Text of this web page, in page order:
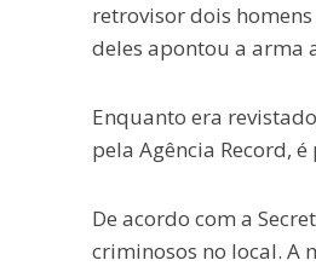
retrovisor dois
deles apontou a arma
Enquanto era
pela Agência Record,
De acordo com a
criminosos no local. A